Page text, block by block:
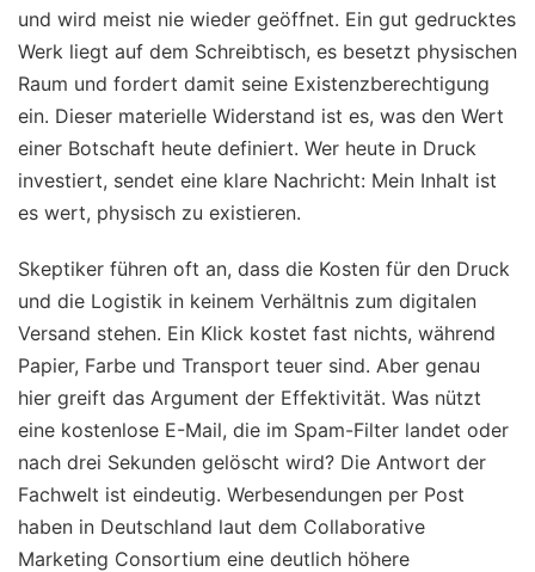
und wird meist nie wieder geöffnet. Ein gut gedrucktes
Werk liegt auf dem Schreibtisch, es besetzt physischen
Raum und fordert damit seine Existenzberechtigung
ein. Dieser materielle Widerstand ist es, was den Wert
einer Botschaft heute definiert. Wer heute in Druck
investiert, sendet eine klare Nachricht: Mein Inhalt ist
es wert, physisch zu existieren.
Skeptiker führen oft an, dass die Kosten für den Druck
und die Logistik in keinem Verhältnis zum digitalen
Versand stehen. Ein Klick kostet fast nichts, während
Papier, Farbe und Transport teuer sind. Aber genau
hier greift das Argument der Effektivität. Was nützt
eine kostenlose E-Mail, die im Spam-Filter landet oder
nach drei Sekunden gelöscht wird? Die Antwort der
Fachwelt ist eindeutig. Werbesendungen per Post
haben in Deutschland laut dem Collaborative
Marketing Consortium eine deutlich höhere